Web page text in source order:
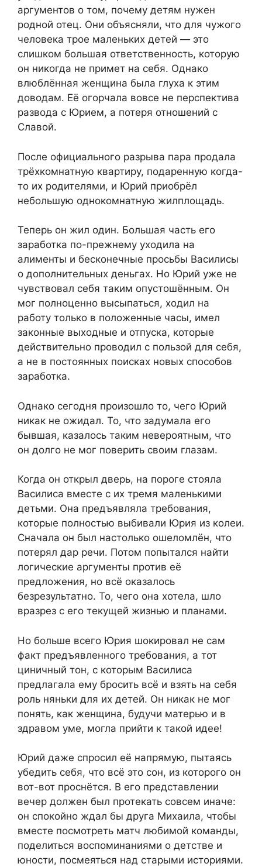
аргументов о том, почему детям нужен
родной отец. Они объясняли, что для чужого
человека трое маленьких детей — это
слишком большая ответственность, которую
он никогда не примет на себя. Однако
влюблённая женщина была глуха к этим
доводам. Её огорчала вовсе не перспектива
развода с Юрием, а потеря отношений с
Славой.
После официального разрыва пара продала
трёхкомнатную квартиру, подаренную когда-
то их родителями, и Юрий приобрёл
небольшую однокомнатную жилплощадь.
Теперь он жил один. Большая часть его
заработка по-прежнему уходила на
алименты и бесконечные просьбы Василисы
о дополнительных деньгах. Но Юрий уже не
чувствовал себя таким опустошённым. Он
мог полноценно высыпаться, ходил на
работу только в положенные часы, имел
законные выходные и отпуска, которые
действительно проводил с пользой для себя,
а не в постоянных поисках новых способов
заработка.
Однако сегодня произошло то, чего Юрий
никак не ожидал. То, что задумала его
бывшая, казалось таким невероятным, что
он долго не мог поверить своим глазам.
Когда он открыл дверь, на пороге стояла
Василиса вместе с их тремя маленькими
детьми. Она предъявляла требования,
которые полностью выбивали Юрия из колеи.
Сначала он был настолько ошеломлён, что
потерял дар речи. Потом попытался найти
логические аргументы против её
предложения, но всё оказалось
безрезультатно. То, чего она хотела, шло
вразрез с его текущей жизнью и планами.
Но больше всего Юрия шокировал не сам
факт предъявленного требования, а тот
циничный тон, с которым Василиса
предлагала ему бросить всё и взять на себя
роль няньки для их детей. Он никак не мог
понять, как женщина, будучи матерью и в
здравом уме, могла прийти к такой идее!
Юрий даже спросил её напрямую, пытаясь
убедить себя, что всё это сон, из которого он
вот-вот проснётся. В его представлении
вечер должен был протекать совсем иначе:
он спокойно ждал бы друга Михаила, чтобы
вместе посмотреть матч любимой команды,
поделиться воспоминаниями о детстве и
юности, посмеяться над старыми историями.